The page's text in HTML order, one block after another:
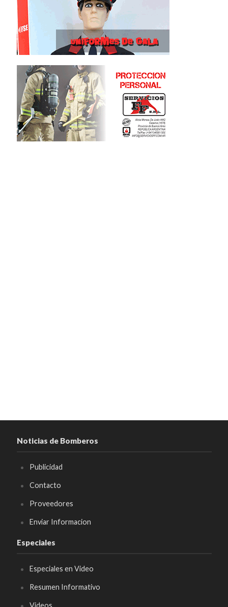
Noticias de Bomberos
Publicidad
Contacto
Proveedores
Enviar Informacion
Especiales
Especiales en Video
Resumen Informativo
Videos